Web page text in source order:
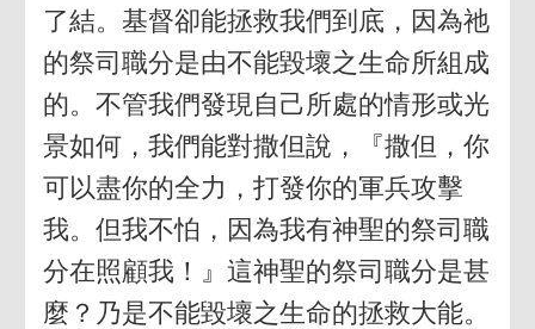
了結。基督卻能拯救我們到底，因為祂
的祭司職分是由不能毀壞之生命所組成
的。不管我們發現自己所處的情形或光
景如何，我們能對撒但說，『撒但，你
可以盡你的全力，打發你的軍兵攻擊
我。但我不怕，因為我有神聖的祭司職
分在照顧我！』這神聖的祭司職分是甚
麼？乃是不能毀壞之生命的拯救大能。